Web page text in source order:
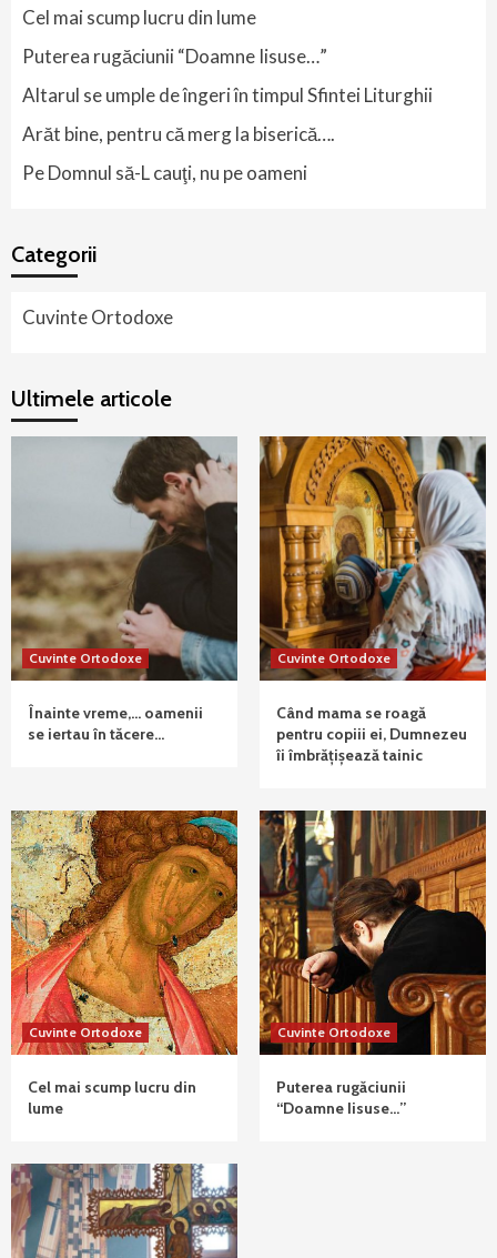
Cel mai scump lucru din lume
Puterea rugăciunii “Doamne Iisuse…”
Altarul se umple de îngeri în timpul Sfintei Liturghii
Arăt bine, pentru că merg la biserică….
Pe Domnul să-L cauţi, nu pe oameni
Categorii
Cuvinte Ortodoxe
Ultimele articole
Cuvinte Ortodoxe
Înainte vreme,… oamenii
se iertau în tăcere…
Cuvinte Ortodoxe
Când mama se roagă
pentru copiii ei, Dumnezeu
îi îmbrățișează tainic
Cuvinte Ortodoxe
Cel mai scump lucru din
lume
Cuvinte Ortodoxe
Puterea rugăciunii
“Doamne Iisuse…”